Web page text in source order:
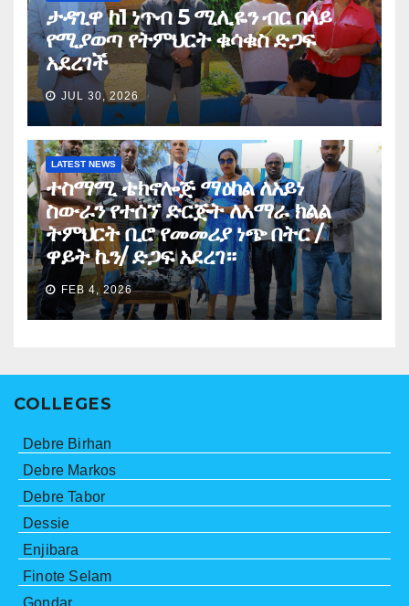
ታዳጊዋ ከ1 ነጥብ 5 ሚሊዬን ብር በላይ
የሚያወጣ የትምህርት ቁሳቁስ ድጋፍ
አደረገች
JUL 30, 2026
LATEST NEWS
ተስማሚ ቴክኖሎጅ ማዕከል ለአይነ
ስውራን የተሰኘ ድርጅት ለአማራ ክልል
ትምህርት ቢሮ የመመሪያ ነጭ በትር /
ዋይት ኬን/ ድጋፍ አደረገ።
FEB 4, 2026
COLLEGES
Debre Birhan
Debre Markos
Debre Tabor
Dessie
Enjibara
Finote Selam
Gondar